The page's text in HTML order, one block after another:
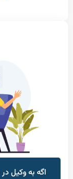
به وکیل در خصوص